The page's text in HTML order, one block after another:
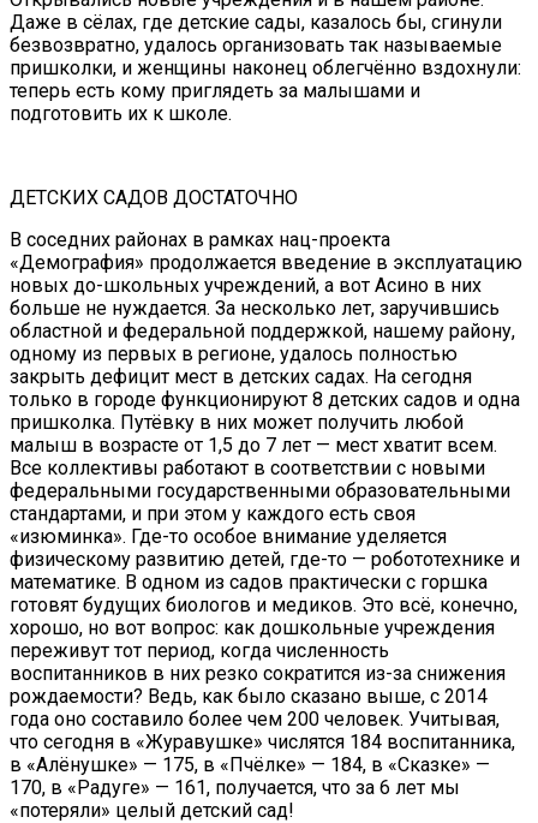
Даже в сёлах, где детские сады, казалось бы, сгинули
безвозвратно, удалось организовать так называемые
пришколки, и женщины наконец облегчённо вздохнули:
теперь есть кому приглядеть за малышами и
подготовить их к школе.
ДЕТСКИХ САДОВ ДОСТАТОЧНО
В соседних районах в рамках нац-проекта
«Демография» продолжается введение в эксплуатацию
новых до-школьных учреждений, а вот Асино в них
больше не нуждается. За несколько лет, заручившись
областной и федеральной поддержкой, нашему району,
одному из первых в регионе, удалось полностью
закрыть дефицит мест в детских садах. На сегодня
только в городе функционируют 8 детских садов и одна
пришколка. Путёвку в них может получить любой
малыш в возрасте от 1,5 до 7 лет — мест хватит всем.
Все коллективы работают в соответствии с новыми
федеральными государственными образовательными
стандартами, и при этом у каждого есть своя
«изюминка». Где-то особое внимание уделяется
физическому развитию детей, где-то — робототехнике и
математике. В одном из садов практически с горшка
готовят будущих биологов и медиков. Это всё, конечно,
хорошо, но вот вопрос: как дошкольные учреждения
переживут тот период, когда численность
воспитанников в них резко сократится из-за снижения
рождаемости? Ведь, как было сказано выше, с 2014
года оно составило более чем 200 человек. Учитывая,
что сегодня в «Журавушке» числятся 184 воспитанника,
в «Алёнушке» — 175, в «Пчёлке» — 184, в «Сказке» —
170, в «Радуге» — 161, получается, что за 6 лет мы
«потеряли» целый детский сад!